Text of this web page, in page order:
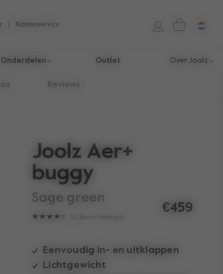
Klantenservice
Onderdelen Outlet Over Joolz
Joolz Aer+
buggy
sage green
30 Beoordelingen
€459
Eenvoudig in- en uitklappen
Lichtgewicht
Reviews